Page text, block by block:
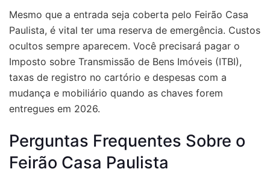
Mesmo que a entrada seja coberta pelo Feirão Casa
Paulista, é vital ter uma reserva de emergência. Custos
ocultos sempre aparecem. Você precisará pagar o
Imposto sobre Transmissão de Bens Imóveis (ITBI),
taxas de registro no cartório e despesas com a
mudança e mobiliário quando as chaves forem
entregues em 2026.
Perguntas Frequentes Sobre o
Feirão Casa Paulista